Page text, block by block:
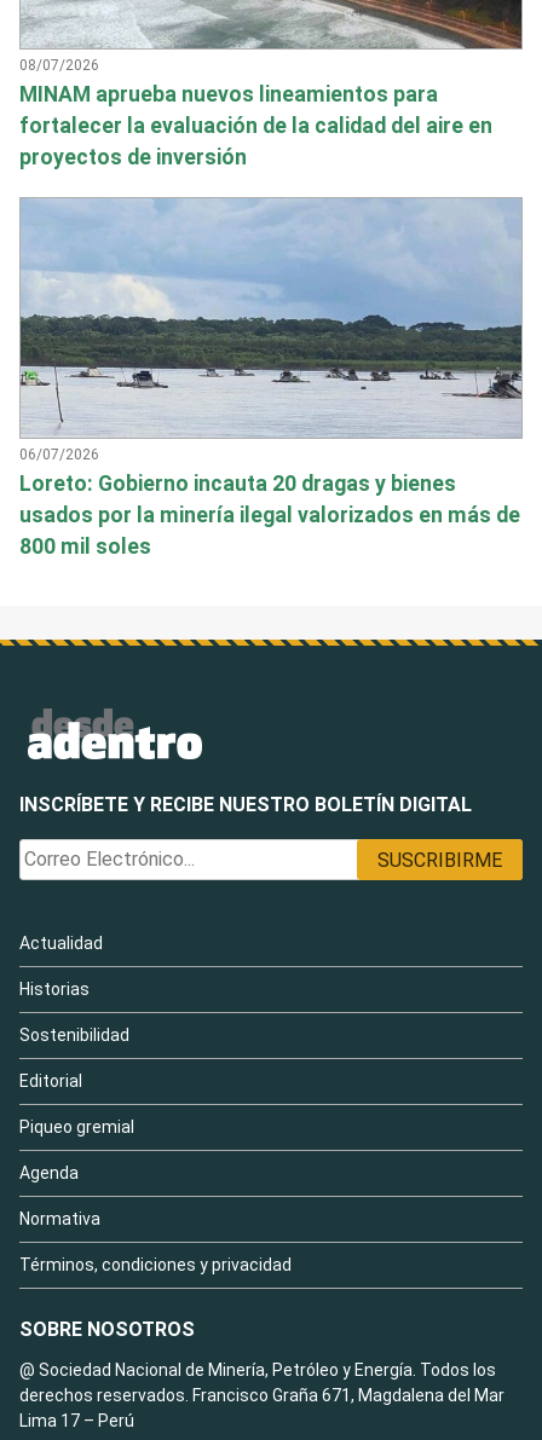
08/07/2026
MINAM aprueba nuevos lineamientos para
fortalecer la evaluación de la calidad del aire en
proyectos de inversión
06/07/2026
Loreto: Gobierno incauta 20 dragas y bienes
usados por la minería ilegal valorizados en más de
800 mil soles
INSCRÍBETE Y RECIBE NUESTRO BOLETÍN DIGITAL
Actualidad
Historias
Sostenibilidad
Editorial
Piqueo gremial
Agenda
Normativa
Términos, condiciones y privacidad
SOBRE NOSOTROS
@ Sociedad Nacional de Minería, Petróleo y Energía. Todos los
derechos reservados. Francisco Graña 671, Magdalena del Mar
Lima 17 – Perú